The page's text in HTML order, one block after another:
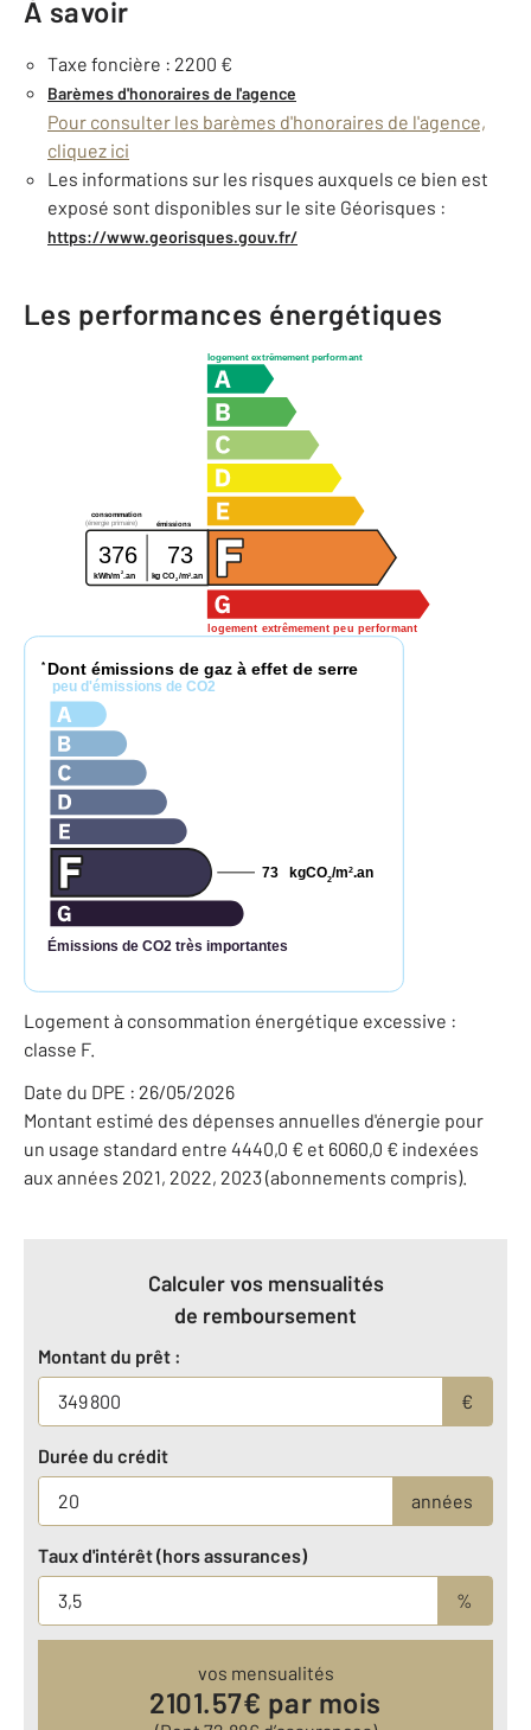
À savoir
Taxe foncière : 2200 €
Barèmes d'honoraires de l'agence
Pour consulter les barèmes d'honoraires de l'agence,
cliquez ici
Les informations sur les risques auxquels ce bien est
exposé sont disponibles sur le site Géorisques :
https://www.georisques.gouv.fr/
Les performances énergétiques
logement extrêmement performant
logement extrêmement peu performant
consommation
émissions
(énergie primaire)
376 73
kWh/m 2 .an kg CO2/m2 .an
* Dont émissions de gaz à effet de serre
peu d'émissions de CO2
Émissions de CO2 très importantes
kgCO2/m2.an
73
Logement à consommation énergétique excessive :
classe F.
Date du DPE : 26/05/2026
Montant estimé des dépenses annuelles d'énergie pour
un usage standard entre 4440,0 € et 6060,0 € indexées
aux années 2021, 2022, 2023 (abonnements compris).
Calculer vos mensualités
de remboursement
Montant du prêt :
€
Durée du crédit
années
Taux d'intérêt (hors assurances)
%
vos mensualités
2101.57€ par mois